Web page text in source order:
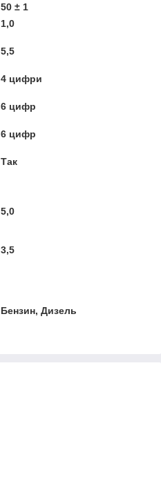
50 ± 1
1,0
5,5
4 цифри
6 цифр
6 цифр
Так
5,0
3,5
Бензин, Дизель